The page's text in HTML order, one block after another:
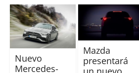
Nuevo
Mercedes-
Mazda
presentará